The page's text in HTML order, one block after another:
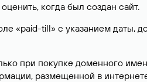
когда был создан сайт.
«paid-till» с указанием даты,
при покупке доменного
размещенной в